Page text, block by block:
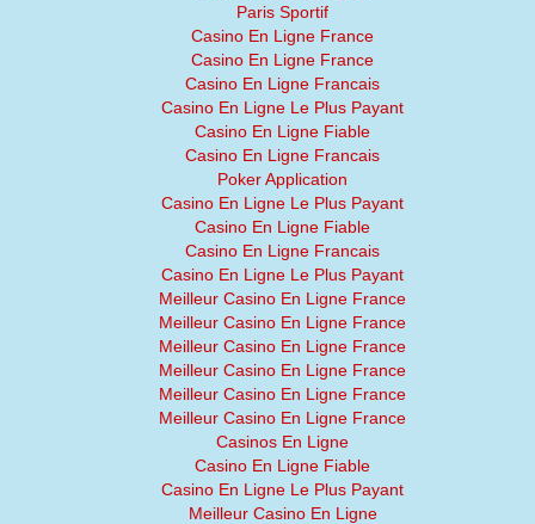
Paris Sportif
Casino En Ligne France
Casino En Ligne France
Casino En Ligne Francais
Casino En Ligne Le Plus Payant
Casino En Ligne Fiable
Casino En Ligne Francais
Poker Application
Casino En Ligne Le Plus Payant
Casino En Ligne Fiable
Casino En Ligne Francais
Casino En Ligne Le Plus Payant
Meilleur Casino En Ligne France
Meilleur Casino En Ligne France
Meilleur Casino En Ligne France
Meilleur Casino En Ligne France
Meilleur Casino En Ligne France
Meilleur Casino En Ligne France
Casinos En Ligne
Casino En Ligne Fiable
Casino En Ligne Le Plus Payant
Meilleur Casino En Ligne